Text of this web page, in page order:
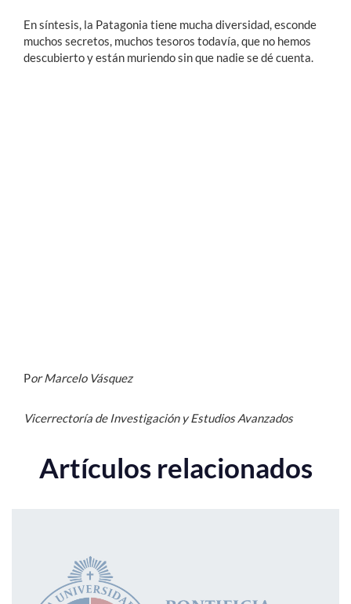
En síntesis, la Patagonia tiene mucha diversidad, esconde
muchos secretos, muchos tesoros todavía, que no hemos
descubierto y están muriendo sin que nadie se dé cuenta.
Por Marcelo Vásquez
Vicerrectoría de Investigación y Estudios Avanzados
Artículos relacionados